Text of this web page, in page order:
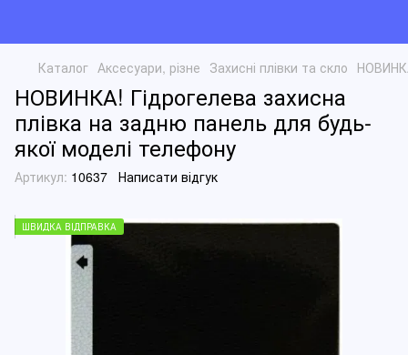
Каталог Аксесуари, різне Захисні плівки та скло
НОВИНКА! Гідрогелева захисна
плівка на задню панель для будь-
якої моделі телефону
Артикул: 10637 Написати відгук
ШВИДКА ВІДПРАВКА